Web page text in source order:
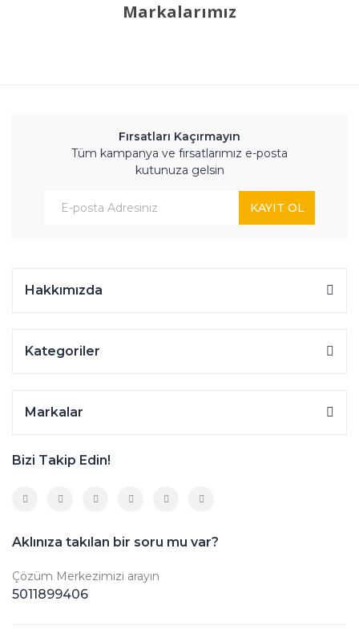
Markalarımız
Fırsatları Kaçırmayın
Tüm kampanya ve fırsatlarımız e-posta
kutunuza gelsin
KAYIT OL
Hakkımızda
Kategoriler
Markalar
Bizi Takip Edin!
Aklınıza takılan bir soru mu var?
Çözüm Merkezimizi arayın
5011899406